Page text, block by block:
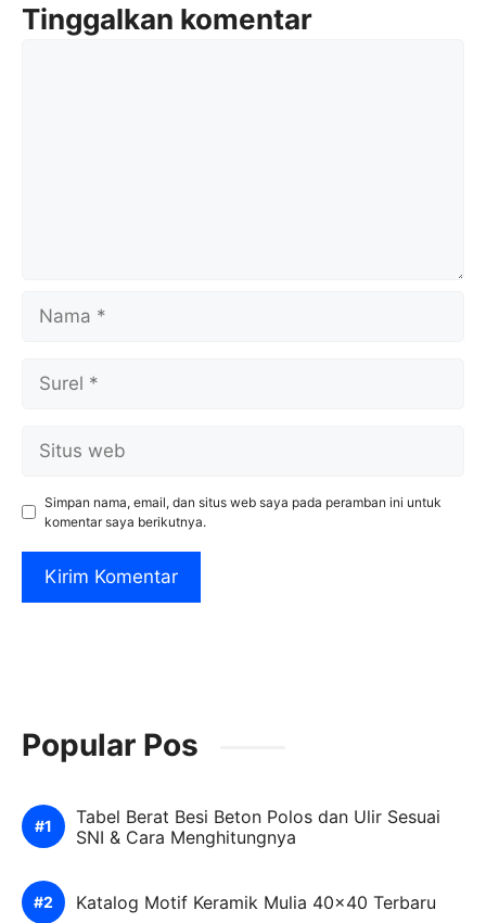
Tinggalkan komentar
web
Simpan nama, email, dan situs web saya pada peramban ini untuk
komentar saya berikutnya.
Popular Pos
Tabel Berat Besi Beton Polos dan Ulir Sesuai
SNI & Cara Menghitungnya
Katalog Motif Keramik Mulia 40×40 Terbaru